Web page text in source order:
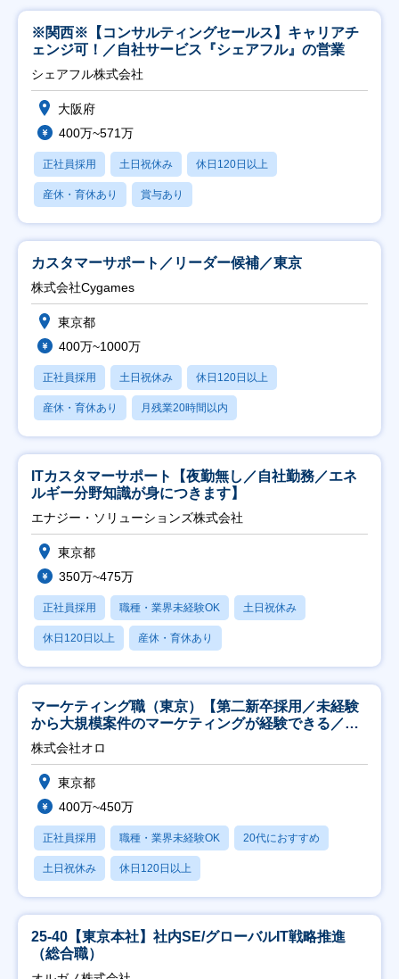
※関西※【コンサルティングセールス】キャリアチ
ェンジ可！／自社サービス『シェアフル』の営業
シェアフル株式会社
大阪府
400万~571万
正社員採用 土日祝休み 休日120日以上
産休・育休あり 賞与あり
カスタマーサポート／リーダー候補／東京
株式会社Cygames
東京都
400万~1000万
正社員採用 土日祝休み 休日120日以上
産休・育休あり 月残業20時間以内
ITカスタマーサポート【夜勤無し／自社勤務／エネ
ルギー分野知識が身につきます】
エナジー・ソリューションズ株式会社
東京都
350万~475万
正社員採用 職種・業界未経験OK 土日祝休み
休日120日以上 産休・育休あり
マーケティング職（東京）【第二新卒採用／未経験
から大規模案件のマーケティングが経験できる／研
修充実】
株式会社オロ
東京都
400万~450万
正社員採用 職種・業界未経験OK 20代におすすめ
土日祝休み 休日120日以上
25-40【東京本社】社内SE/グローバルIT戦略推進
（総合職）